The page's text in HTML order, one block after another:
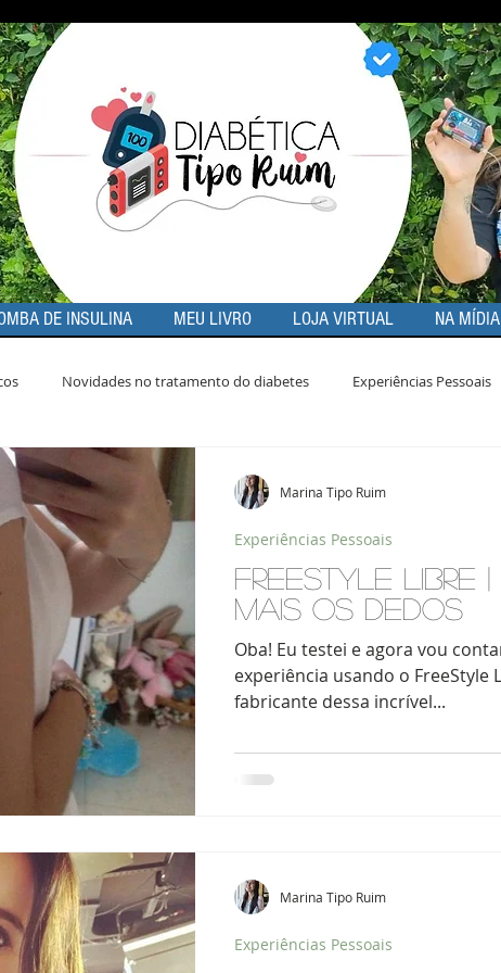
DE INSULINA MEU LIVRO LOJA VIRTUAL NA MÍDIA
Novidades no tratamento do diabetes Experiências Pessoais
Freestyle Libre
mais os dedos
Oba! Eu testei e agora vou contar pra vocês como foi a
experiência usando o FreeStyle
fabricante dessa incrível...
Experiências Pessoais
Marina Tipo Ruim
Experiências Pessoais
Marina Tipo Ruim